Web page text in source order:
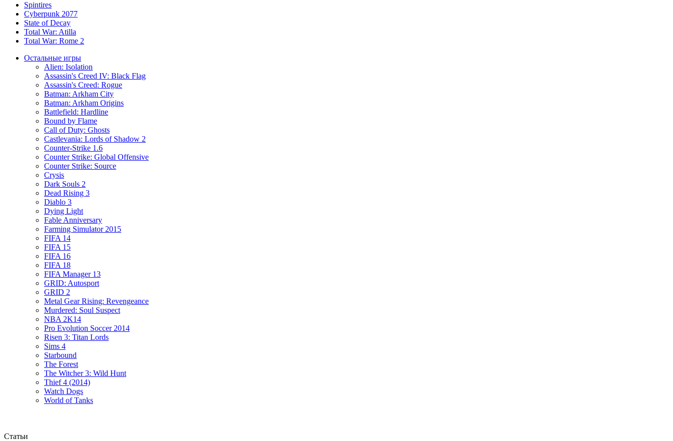
Spintires
Cyberpunk 2077
State of Decay
Total War: Atilla
Total War: Rome 2
Остальные игры
Alien: Isolation
Assassin's Creed IV: Black Flag
Assassin's Creed: Rogue
Batman: Arkham City
Batman: Arkham Origins
Battlefield: Hardline
Bound by Flame
Call of Duty: Ghosts
Castlevania: Lords of Shadow 2
Counter-Strike 1.6
Counter Strike: Global Offensive
Counter Strike: Source
Crysis
Dark Souls 2
Dead Rising 3
Diablo 3
Dying Light
Fable Anniversary
Farming Simulator 2015
FIFA 14
FIFA 15
FIFA 16
FIFA 18
FIFA Manager 13
GRID: Autosport
GRID 2
Metal Gear Rising: Revengeance
Murdered: Soul Suspect
NBA 2K14
Pro Evolution Soccer 2014
Risen 3: Titan Lords
Sims 4
Starbound
The Forest
The Witcher 3: Wild Hunt
Thief 4 (2014)
Watch Dogs
World of Tanks
Статьи